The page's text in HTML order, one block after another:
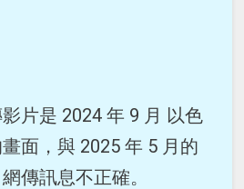
片是 2024 年 9 月 以色
面，與 2025 年 5 月的
傳訊息不正確。